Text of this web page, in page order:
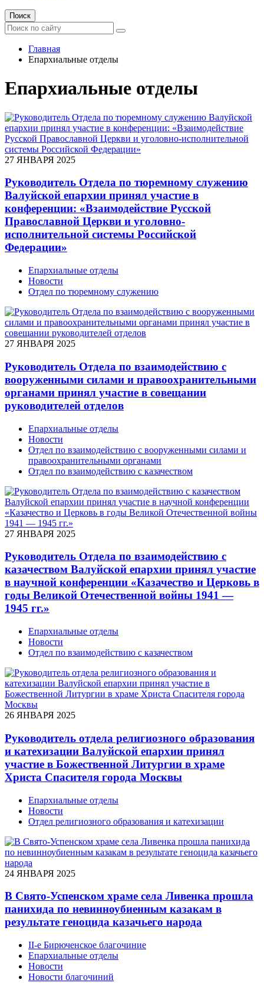
Поиск
Главная
Епархиальные отделы
Епархиальные отделы
27 ЯНВАРЯ 2025
Руководитель Отдела по тюремному служению
Валуйской епархии принял участие в
конференции: «Взаимодействие Русской
Православной Церкви и уголовно-
исполнительной системы Российской
Федерации»
Епархиальные отделы
Новости
Отдел по тюремному служению
27 ЯНВАРЯ 2025
Руководитель Отдела по взаимодействию с
вооруженными силами и правоохранительными
органами принял участие в совещании
руководителей отделов
Епархиальные отделы
Новости
Отдел по взаимодействию с вооруженными силами и
правоохранительными органами
Отдел по взаимодействию с казачеством
27 ЯНВАРЯ 2025
Руководитель Отдела по взаимодействию с
казачеством Валуйской епархии принял участие
в научной конференции «Казачество и Церковь в
годы Великой Отечественной войны 1941 —
1945 гг.»
Епархиальные отделы
Новости
Отдел по взаимодействию с казачеством
26 ЯНВАРЯ 2025
Руководитель отдела религиозного образования
и катехизации Валуйской епархии принял
участие в Божественной Литургии в храме
Христа Спасителя города Москвы
Епархиальные отделы
Новости
Отдел религиозного образования и катехизации
24 ЯНВАРЯ 2025
В Свято-Успенском храме села Ливенка прошла
панихида по невинноубиенным казакам в
результате геноцида казачьего народа
II-е Бирюченское благочиние
Епархиальные отделы
Новости
Новости благочиний